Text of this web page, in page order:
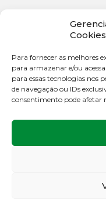
Cookies
Para fornecer as melhores
para armazenar e/ou
para essas tecnologias
de navegação ou IDs
consentimento pode afetar